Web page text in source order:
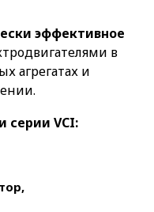
эффективное
в
агрегатах и
серии VCI: